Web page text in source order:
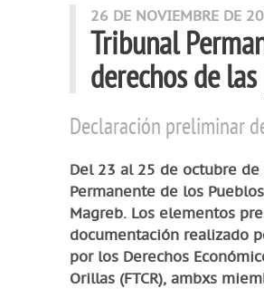
26 DE NOVIEMBRE DE
Tribunal
derechos de
Declaración preliminar
Del 23 al 25 de octubre
Permanente de los
Magreb. Los elementos
documentación realizado
por los Derechos
Orillas (FTCR), ambxs